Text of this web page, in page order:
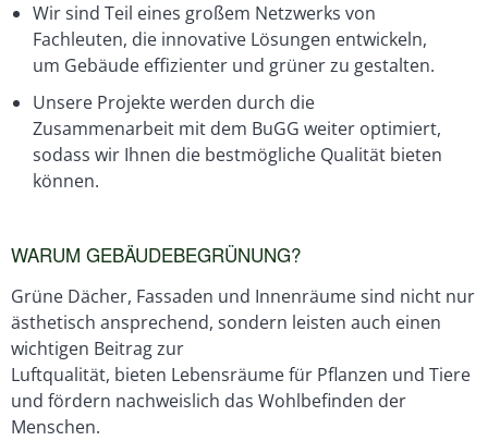
Wir sind Teil eines großem Netzwerks von
Fachleuten, die innovative Lösungen entwickeln,
um Gebäude effizienter und grüner zu gestalten.
Unsere Projekte werden durch die
Zusammenarbeit mit dem BuGG weiter optimiert,
sodass wir Ihnen die bestmögliche Qualität bieten
können.
WARUM GEBÄUDEBEGRÜNUNG?
Grüne Dächer, Fassaden und Innenräume sind nicht nur
ästhetisch ansprechend, sondern leisten auch einen
wichtigen Beitrag zur
Luftqualität, bieten Lebensräume für Pflanzen und Tiere
und fördern nachweislich das Wohlbefinden der
Menschen.